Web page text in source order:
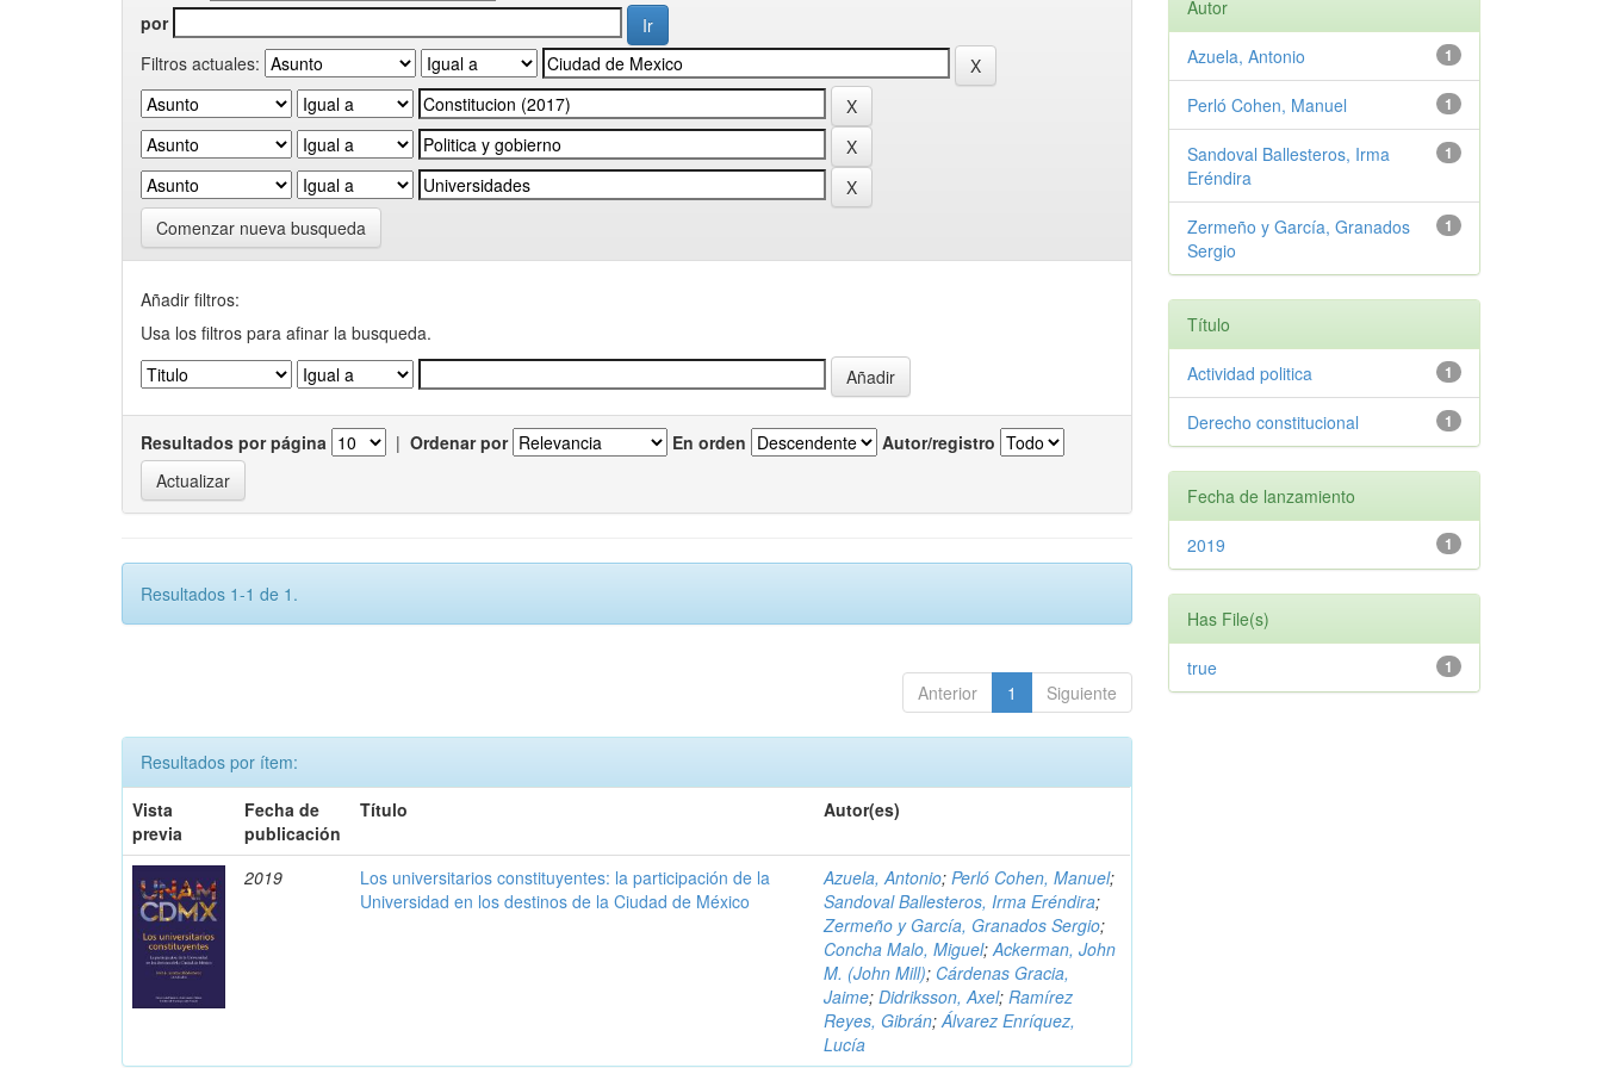
por
Filtros actuales:
Comenzar nueva busqueda
Añadir filtros:
Usa los filtros para afinar la busqueda.
Resultados por página | Ordenar por En orden Autor/registro
Resultados 1-1 de 1.
Anterior 1 Siguiente
Resultados por ítem:
Vista
previa
Fecha de
publicación
Título Autor(es)
2019
Los universitarios constituyentes: la participación de la
Universidad en los destinos de la Ciudad de México
Azuela, Antonio;Perló Cohen, Manuel;
Sandoval Ballesteros, Irma Eréndira;
Zermeño y García, Granados Sergio;
Concha Malo, Miguel;Ackerman, John
M. (John Mill); Cárdenas Gracia,
Jaime;Didriksson, Axel;Ramírez
Reyes, Gibrán;Álvarez Enríquez,
Lucía
Autor
1
Azuela, Antonio
1
Perló Cohen, Manuel
1
Sandoval Ballesteros, Irma
Eréndira
1
Zermeño y García, Granados
Sergio
Título
1
Actividad politica
1
Derecho constitucional
Fecha de lanzamiento
1
2019
Has File(s)
1
true